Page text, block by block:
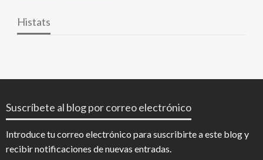
Histats
Suscríbete al blog por correo electrónico
Introduce tu correo electrónico para suscribirte a este blog y
recibir notificaciones de nuevas entradas.